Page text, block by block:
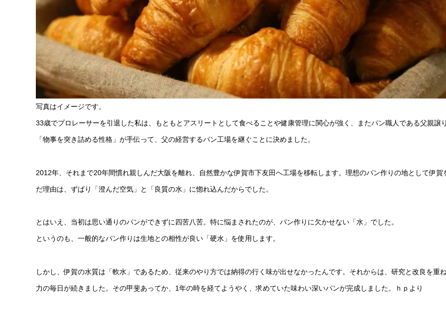
写真はイメージです。
33歳でプロレーサーを引退した私は、もともとアスリートとして食べることや健康管理に関心が強く、またパン職人である父親譲
「物事を突き詰める性格」が手伝って、父の経営するパン工場を継ぐことに決めました。
2012年、それまで20年間慣れ親しんだ大阪を離れ、自然豊かな伊賀市下友田へ工場を移転します。理想のパン作りの地として伊賀
だ理由は、ずばり「澄んだ空気」と「良質の水」に惚れ込んだからでした。
とはいえ、当初は思い通りのパンができずに四苦八苦。特に悩まされたのが、パン作りに欠かせない「水」でした。
というのも、一般的なパン作りは生地との相性が良い「硬水」を使用します。
しかし、伊賀の水質は「軟水」であるため、従来のやり方では納得の行く味が出せなかったんです。それからは、研究と改良を重
力の毎日が続きました。その甲斐あってか、1年の時を経てようやく、求めていた味わい深いパンが完成しました。ｈｐより